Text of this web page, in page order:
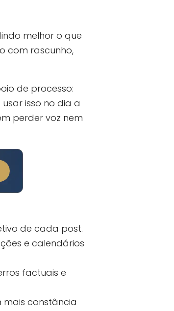
melhor o que
com rascunho,
de processo:
isso no dia a
perder voz nem
de cada post.
e calendários
factuais e
constância